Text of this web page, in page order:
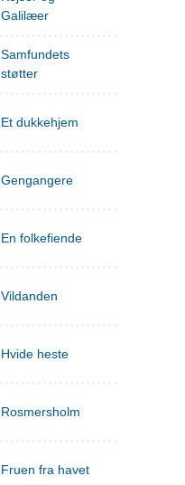
Galilæer
Samfundets
støtter
Et dukkehjem
Gengangere
En folkefiende
Vildanden
Hvide heste
Rosmersholm
Fruen fra havet